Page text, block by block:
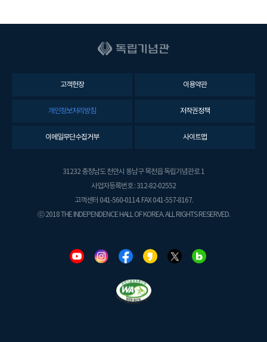
고객헌장 이용약관
개인정보처리방침 저작권정책
이메일무단수집거부 사이트맵
31232 충청남도 천안시 동남구 목천읍 독립기념관로 1
사업자등록번호 : 312-82-02552
고객센터 041-560-0114. FAX 041-557-8167.
ⓒ 2018 THE INDEPENDENCE HALL OF KOREA. ALL RIGHTS RESERVED.